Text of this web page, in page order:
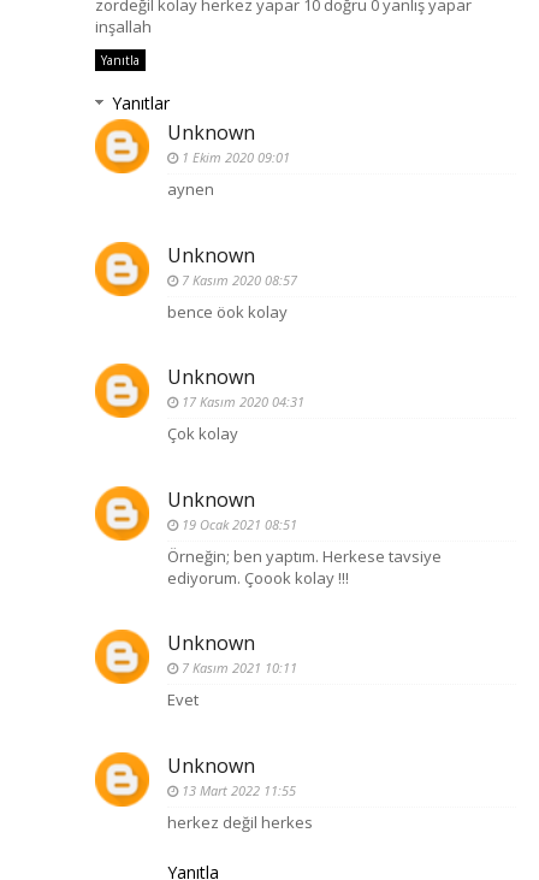
zordeğil kolay herkez yapar 10 doğru 0 yanlış yapar
inşallah
Yanıtla
Yanıtlar
Unknown
1 Ekim 2020 09:01
aynen
Unknown
7 Kasım 2020 08:57
bence öok kolay
Unknown
17 Kasım 2020 04:31
Çok kolay
Unknown
19 Ocak 2021 08:51
Örneğin; ben yaptım. Herkese tavsiye
ediyorum. Çoook kolay !!!
Unknown
7 Kasım 2021 10:11
Evet
Unknown
13 Mart 2022 11:55
herkez değil herkes
Yanıtla